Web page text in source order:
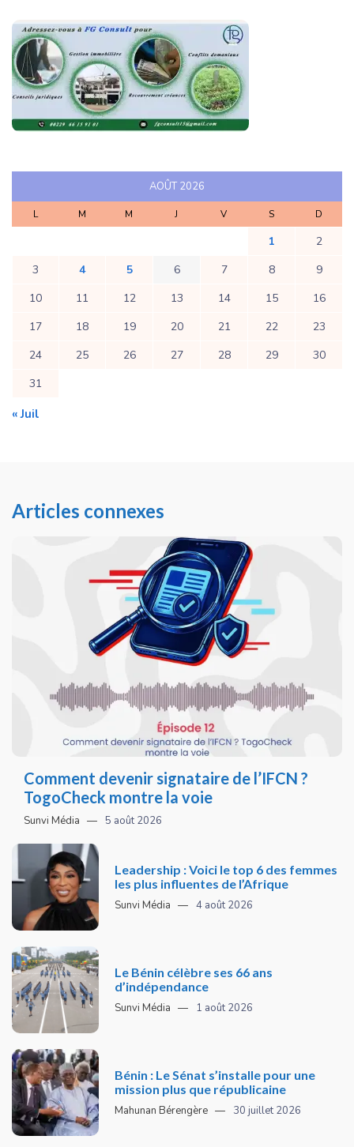
AOÛT 2026
L M M J V S D
1
2
3
4 5 6 7 8
9
10
11 12 13 14 15
16
17
18 19 20 21 22
23
24
25 26 27 28 29
30
31
« Juil
Articles connexes
Comment devenir signataire de l’IFCN ?
TogoCheck montre la voie
Sunvi Média 5 août 2026
Leadership : Voici le top 6 des femmes
les plus influentes de l’Afrique
Sunvi Média 4 août 2026
Le Bénin célèbre ses 66 ans
d’indépendance
Sunvi Média 1 août 2026
Bénin : Le Sénat s’installe pour une
mission plus que républicaine
Mahunan Bérengère 30 juillet 2026